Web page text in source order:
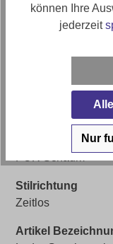
Bezugsmaterial
Leder Punch
Polstermaterial
Stilrichtung
Zeitlos
Artikel
können Ihre
jederzeit
Nur